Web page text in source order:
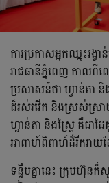
ការប្រកាសអ្នកឈ្នះរង្វ
រាជធានីភ្នំពេញ កាលពី
ប្រសាសន៍ថា ហ្វាន់តា និ
ដ៏រស់រវើក និងស្រស់ស្រ
ហ្វាន់តា និងស្ព្រៃ គឺជាដ
អាពាហ៍ពិពាហ៍ដ៏រីករាយ
ទន្ទឹមគ្នានេះ ក្រុមហ៊ុ